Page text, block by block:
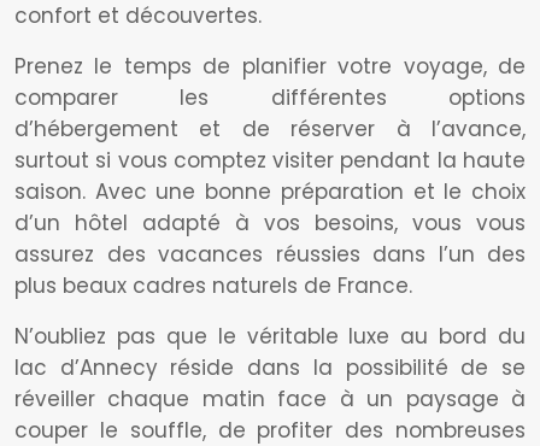
confort et découvertes.
Prenez le temps de planifier votre voyage, de
comparer les différentes options
d’hébergement et de réserver à l’avance,
surtout si vous comptez visiter pendant la haute
saison. Avec une bonne préparation et le choix
d’un hôtel adapté à vos besoins, vous vous
assurez des vacances réussies dans l’un des
plus beaux cadres naturels de France.
N’oubliez pas que le véritable luxe au bord du
lac d’Annecy réside dans la possibilité de se
réveiller chaque matin face à un paysage à
couper le souffle, de profiter des nombreuses